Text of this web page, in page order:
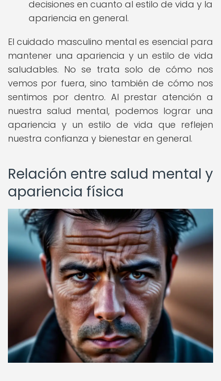
decisiones en cuanto al estilo de vida y la
apariencia en general.
El cuidado masculino mental es esencial para
mantener una apariencia y un estilo de vida
saludables. No se trata solo de cómo nos
vemos por fuera, sino también de cómo nos
sentimos por dentro. Al prestar atención a
nuestra salud mental, podemos lograr una
apariencia y un estilo de vida que reflejen
nuestra confianza y bienestar en general.
Relación entre salud mental y
apariencia física